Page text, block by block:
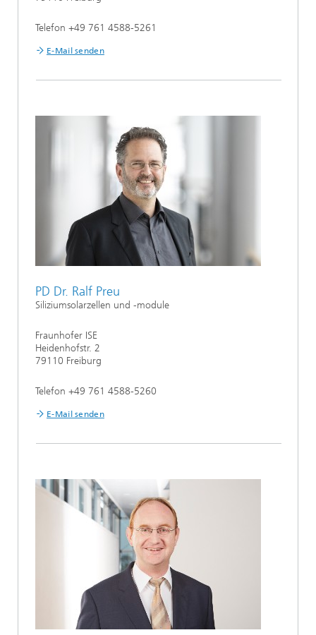
Telefon +49 761 4588-5261
E-Mail senden
PD Dr. Ralf Preu
Siliziumsolarzellen und -module
Fraunhofer ISE
Heidenhofstr. 2
79110 Freiburg
Telefon +49 761 4588-5260
E-Mail senden